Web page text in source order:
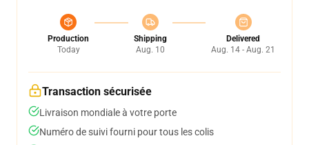
Production
Today
Shipping
Aug. 10
Delivered
Aug. 14 - Aug. 21
Transaction sécurisée
Livraison mondiale à votre porte
Numéro de suivi fourni pour tous les colis